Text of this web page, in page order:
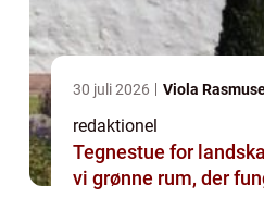
30 juli 2026 Viola
redaktionel
Tegnestue for
vi grønne rum, der